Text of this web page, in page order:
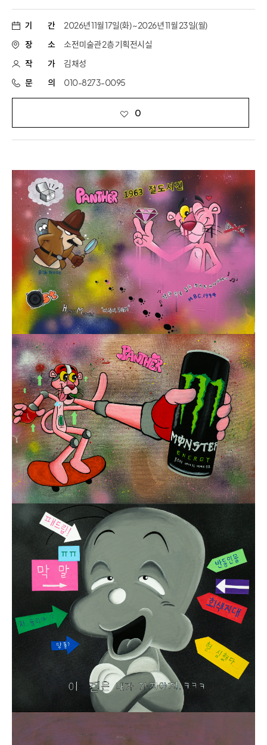
기 간
2026년 11월 17일(화) ~ 2026년 11월 23일(월)
장
소
소전미술관 2층 기획전시실
작
가
김채성
문
의 010-8273-0095
0